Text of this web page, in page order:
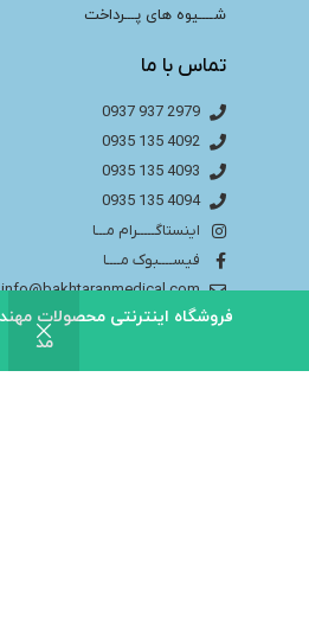
فروشگاه اینترنتی محصولات
مد
شــــیوه های پـــرداخت
تماس با ما
2979 937 0937
4092 135 0935
4093 135 0935
4094 135 0935
اینستاگـــــرام مـــا
فیســــبوک مــــا
info@bakhtaranmedical.com